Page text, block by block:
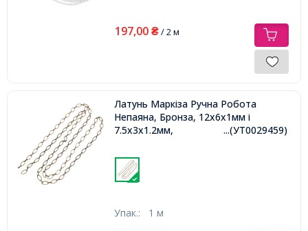
197,00 ₴/ 2 м
Латунь Маркіза Ручна Робота
Непаяна, Бронза, 12х6х1мм і
7.5х3х1.2мм,
...(УТ0029459)
Упак.: 1 м